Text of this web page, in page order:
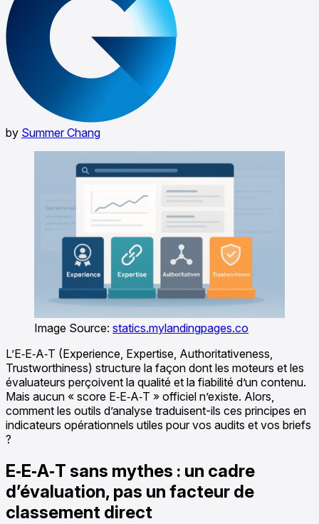
by Summer Chang
Image Source: statics.mylandingpages.co
L’E‑E‑A‑T (Experience, Expertise, Authoritativeness,
Trustworthiness) structure la façon dont les moteurs et les
évaluateurs perçoivent la qualité et la fiabilité d’un contenu.
Mais aucun « score E‑E‑A‑T » officiel n’existe. Alors,
comment les outils d’analyse traduisent-ils ces principes en
indicateurs opérationnels utiles pour vos audits et vos briefs
?
E‑E‑A‑T sans mythes : un cadre
d’évaluation, pas un facteur de
classement direct